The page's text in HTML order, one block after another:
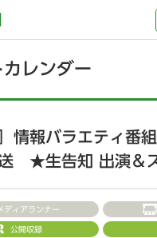
レンダー
情報バラエティ番
★生告知 出演＆
ディアランナー
公開収録